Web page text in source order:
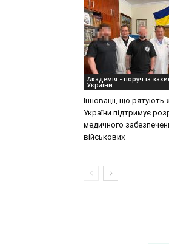
Академія - поруч із
України
Інновації, що
України підтримує
медичного
військових